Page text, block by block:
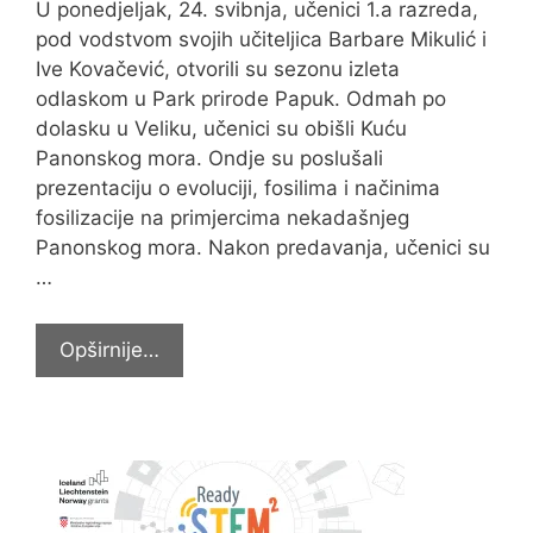
U ponedjeljak, 24. svibnja, učenici 1.a razreda,
pod vodstvom svojih učiteljica Barbare Mikulić i
Ive Kovačević, otvorili su sezonu izleta
odlaskom u Park prirode Papuk. Odmah po
dolasku u Veliku, učenici su obišli Kuću
Panonskog mora. Ondje su poslušali
prezentaciju o evoluciji, fosilima i načinima
fosilizacije na primjercima nekadašnjeg
Panonskog mora. Nakon predavanja, učenici su
…
Opširnije…
1.a